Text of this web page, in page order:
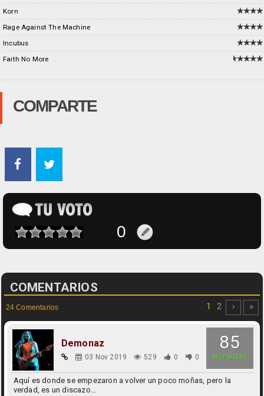
Korn
Rage Against The Machine
Incubus
Faith No More
COMPARTE
COMENTARIOS
24 Comentarios 1 2 › »
85
MUY BUENO
Demonaz
03 Nov 2019 529 0 0
Aquí es donde se empezaron a volver un poco moñas, pero la
verdad, es un discazo...